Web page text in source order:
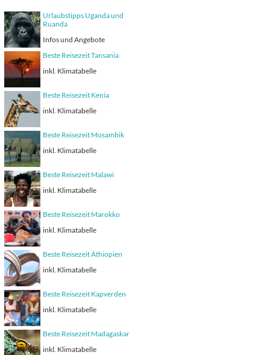
Urlaubstipps Uganda und
Ruanda
Infos und Angebote
Beste Reisezeit Tansania
inkl. Klimatabelle
Beste Reisezeit Kenia
inkl. Klimatabelle
Beste Reisezeit Mosambik
inkl. Klimatabelle
Beste Reisezeit Malawi
inkl. Klimatabelle
Beste Reisezeit Marokko
inkl. Klimatabelle
Beste Reisezeit Äthiopien
inkl. Klimatabelle
Beste Reisezeit Kapverden
inkl. Klimatabelle
Beste Reisezeit Madagaskar
inkl. Klimatabelle